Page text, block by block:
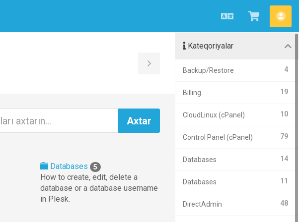
Azerbaijani
Səbətə
bax
Toggle
Sidebar
Databases 5
How to create, edit, delete a
database or a database username
in Plesk.
Kateqoriyalar
4
Backup/Restore
19
Billing
10
CloudLinux (cPanel)
79
Control Panel (cPanel)
14
Databases
11
Databases
48
DirectAdmin